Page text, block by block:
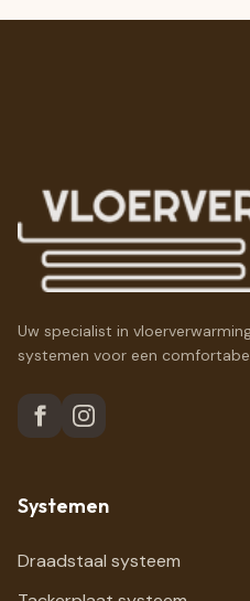
Uw specialist in
systemen voor een
Systemen
Draadstaal systeem